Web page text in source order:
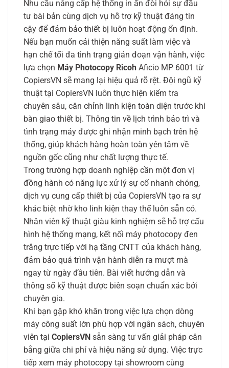
Nhu cầu nâng cấp hệ thống in ấn đòi hỏi sự đầu
tư bài bản cùng dịch vụ hỗ trợ kỹ thuật đáng tin
cậy để đảm bảo thiết bị luôn hoạt động ổn định.
Nếu bạn muốn cải thiện năng suất làm việc và
hạn chế tối đa tình trạng gián đoạn vận hành, việc
lựa chọn Máy Photocopy Ricoh Aficio MP 6001 từ
CopiersVN sẽ mang lại hiệu quả rõ rệt. Đội ngũ kỹ
thuật tại CopiersVN luôn thực hiện kiểm tra
chuyên sâu, căn chỉnh linh kiện toàn diện trước khi
bàn giao thiết bị. Thông tin về lịch trình bảo trì và
tình trạng máy được ghi nhận minh bạch trên hệ
thống, giúp khách hàng hoàn toàn yên tâm về
nguồn gốc cũng như chất lượng thực tế.
Trong trường hợp doanh nghiệp cần một đơn vị
đồng hành có năng lực xử lý sự cố nhanh chóng,
dịch vụ cung cấp thiết bị của CopiersVN tạo ra sự
khác biệt nhờ kho linh kiện thay thế luôn sẵn có.
Nhân viên kỹ thuật giàu kinh nghiệm sẽ hỗ trợ cấu
hình hệ thống mạng, kết nối máy photocopy đen
trắng trực tiếp với hạ tầng CNTT của khách hàng,
đảm bảo quá trình vận hành diễn ra mượt mà
ngay từ ngày đầu tiên. Bài viết hướng dẫn và
thông số kỹ thuật được biên soạn chuẩn xác bởi
chuyên gia.
Khi bạn gặp khó khăn trong việc lựa chọn dòng
máy công suất lớn phù hợp với ngân sách, chuyên
viên tại CopiersVN sẵn sàng tư vấn giải pháp cân
bằng giữa chi phí và hiệu năng sử dụng. Việc trực
tiếp xem máy photocopy tại showroom cùng